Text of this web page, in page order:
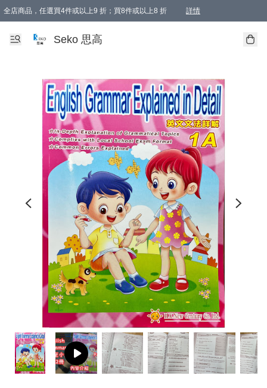
全店商品，任選買4件或以上9 折；買8件或以上8 折 詳情
新會員首次購物即享全單 95 折優惠！
購物滿198, 全單免運
Seko 思高